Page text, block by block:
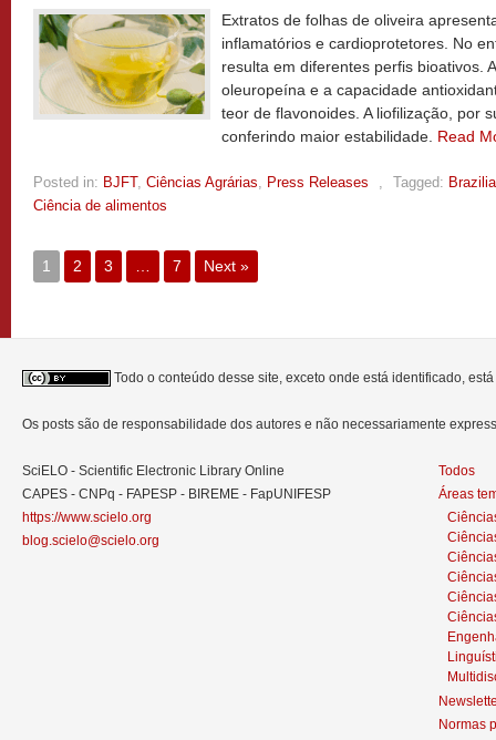
Extratos de folhas de oliveira
inflamatórios e cardioprotetores. No
resulta em diferentes perfis bioativos.
oleuropeína e a capacidade
teor de flavonoides. A liofilização, por
conferindo maior estabilidade. Read
Posted in: BJFT, Ciências Agrárias, Press Releases , Tagged:
Ciência de alimentos
1 2 3 7 Next »
Todo o conteúdo desse site, exceto onde está identificado,
Os posts são de responsabilidade dos autores e não necessariamente
SciELO - Scientific Electronic Library Online
CAPES - CNPq - FAPESP - BIREME - FapUNIFESP
https://www.scielo.org
blog.scielo@scielo.org
Todos
Áreas
Normas